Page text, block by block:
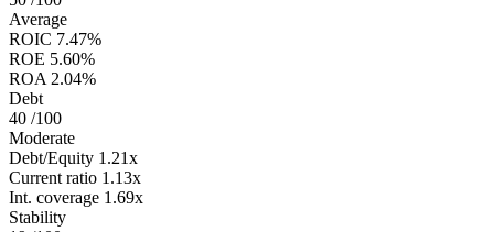
Average
ROIC 7.47%
ROE 5.60%
ROA 2.04%
Debt
40 /100
Moderate
Debt/Equity 1.21x
Current ratio 1.13x
Int. coverage 1.69x
Stability